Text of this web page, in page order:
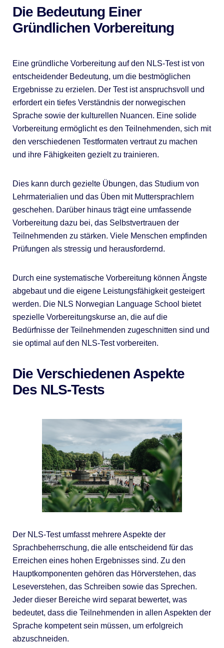
Die Bedeutung Einer
Gründlichen Vorbereitung
Eine gründliche Vorbereitung auf den NLS-Test ist von
entscheidender Bedeutung, um die bestmöglichen
Ergebnisse zu erzielen. Der Test ist anspruchsvoll und
erfordert ein tiefes Verständnis der norwegischen
Sprache sowie der kulturellen Nuancen. Eine solide
Vorbereitung ermöglicht es den Teilnehmenden, sich mit
den verschiedenen Testformaten vertraut zu machen
und ihre Fähigkeiten gezielt zu trainieren.
Dies kann durch gezielte Übungen, das Studium von
Lehrmaterialien und das Üben mit Muttersprachlern
geschehen. Darüber hinaus trägt eine umfassende
Vorbereitung dazu bei, das Selbstvertrauen der
Teilnehmenden zu stärken. Viele Menschen empfinden
Prüfungen als stressig und herausfordernd.
Durch eine systematische Vorbereitung können Ängste
abgebaut und die eigene Leistungsfähigkeit gesteigert
werden. Die NLS Norwegian Language School bietet
spezielle Vorbereitungskurse an, die auf die
Bedürfnisse der Teilnehmenden zugeschnitten sind und
sie optimal auf den NLS-Test vorbereiten.
Die Verschiedenen Aspekte
Des NLS-Tests
Der NLS-Test umfasst mehrere Aspekte der
Sprachbeherrschung, die alle entscheidend für das
Erreichen eines hohen Ergebnisses sind. Zu den
Hauptkomponenten gehören das Hörverstehen, das
Leseverstehen, das Schreiben sowie das Sprechen.
Jeder dieser Bereiche wird separat bewertet, was
bedeutet, dass die Teilnehmenden in allen Aspekten der
Sprache kompetent sein müssen, um erfolgreich
abzuschneiden.